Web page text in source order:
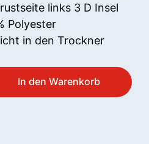
links 3 D Insel
Polyester
in den Trockner